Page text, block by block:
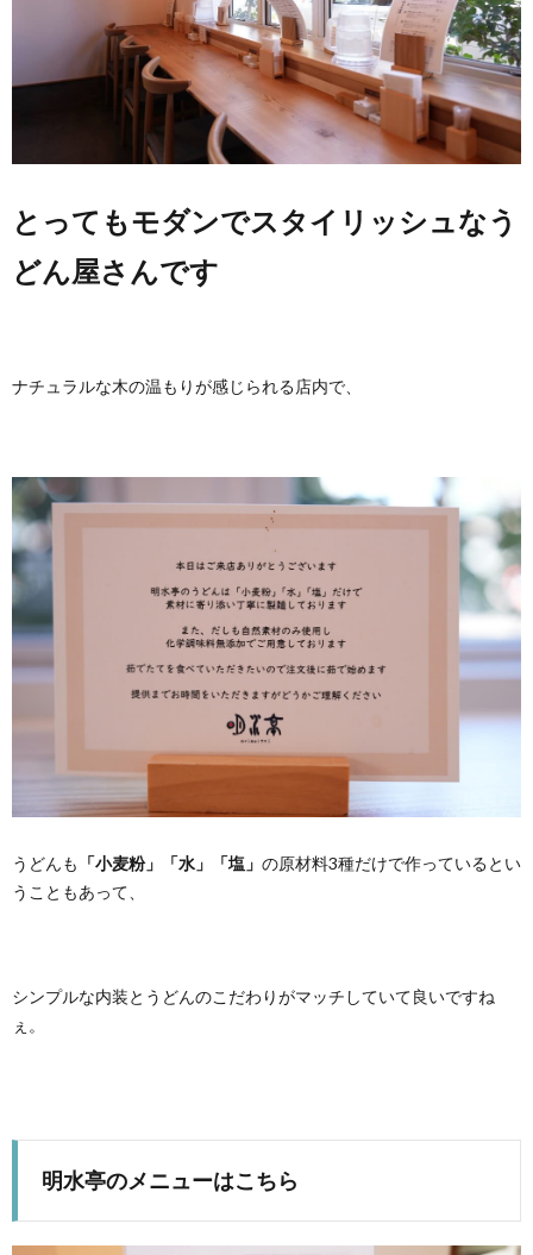
とってもモダンでスタイリッシュなう
どん屋さんです
ナチュラルな木の温もりが感じられる店内で、
うどんも 「小麦粉」「水」「塩」 の原材料3種だけで作っているとい
うこともあって、
シンプルな内装とうどんのこだわりがマッチしていて良いですね
ぇ。
明水亭のメニューはこちら